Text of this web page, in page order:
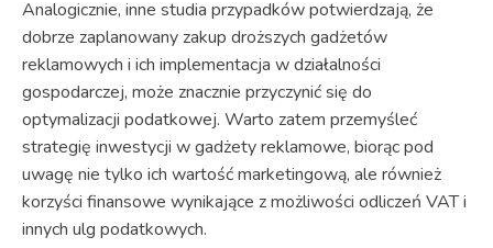
Analogicznie, inne studia przypadków potwierdzają, że
dobrze zaplanowany zakup droższych gadżetów
reklamowych i ich implementacja w działalności
gospodarczej, może znacznie przyczynić się do
optymalizacji podatkowej. Warto zatem przemyśleć
strategię inwestycji w gadżety reklamowe, biorąc pod
uwagę nie tylko ich wartość marketingową, ale również
korzyści finansowe wynikające z możliwości odliczeń VAT i
innych ulg podatkowych.